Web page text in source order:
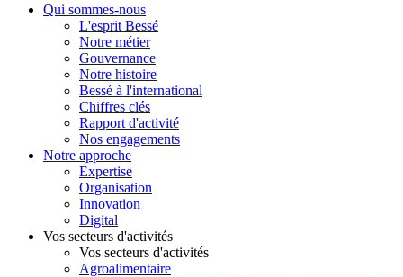
Qui sommes-nous
L'esprit Bessé
Notre métier
Gouvernance
Notre histoire
Bessé à l'international
Chiffres clés
Rapport d'activité
Nos engagements
Notre approche
Expertise
Organisation
Innovation
Digital
Vos secteurs d'activités
Vos secteurs d'activités
Agroalimentaire